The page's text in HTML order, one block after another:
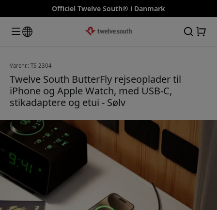
Officiel Twelve South® i Danmark
Varenr.: TS-2304
Twelve South ButterFly rejseoplader til
iPhone og Apple Watch, med USB-C,
stikadaptere og etui - Sølv